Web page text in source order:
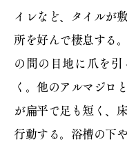
イレなど、タイルが
所を好んで棲息する
の間の目地に爪を引
く。他のアルマジロ
が扁平で足も短く、
行動する。浴槽の下